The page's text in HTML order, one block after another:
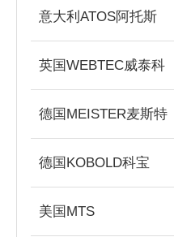
意大利ATOS阿托斯
英国WEBTEC威泰科
德国MEISTER麦斯特
德国KOBOLD科宝
美国MTS